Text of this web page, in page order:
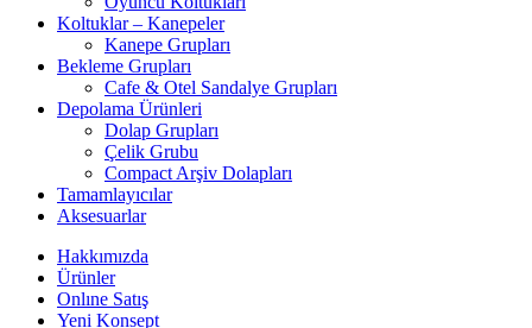
Koltuklar – Kanepeler
Kanepe Grupları
Bekleme Grupları
Cafe & Otel Sandalye Grupları
Depolama Ürünleri
Dolap Grupları
Çelik Grubu
Compact Arşiv Dolapları
Tamamlayıcılar
Aksesuarlar
Hakkımızda
Ürünler
Onlıne Satış
Yeni Konsept